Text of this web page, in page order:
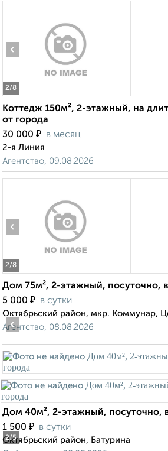
2/8
‹
Коттедж 150м², 2-этажный, на
от города
30 000 ₽ в месяц
2-я Линия
Агентство, 09.08.2026
2/8
‹
Дом 75м², 2-этажный, посуточно,
5 000 ₽ в сутки
Октябрьский район, мкр. Коммунар,
Агентство, 08.08.2026
2/5
‹
Дом 40м², 2-этажный, посуточно,
1 500 ₽ в сутки
Октябрьский район, Батурина